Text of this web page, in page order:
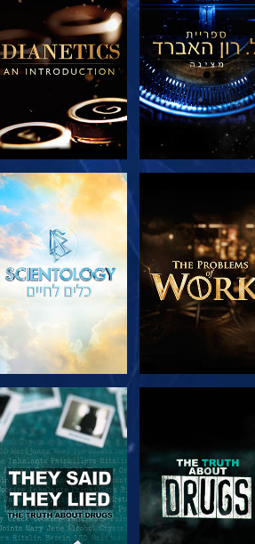
בדוק את הסדרה בדוק את הסדרה
בדוק את הסדרה צפה
צפה